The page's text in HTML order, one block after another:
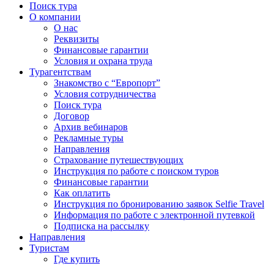
Поиск тура
О компании
О нас
Реквизиты
Финансовые гарантии
Условия и охрана труда
Турагентствам
Знакомство с “Европорт”
Условия сотрудничества
Поиск тура
Договор
Архив вебинаров
Рекламные туры
Направления
Страхование путешествующих
Инструкция по работе с поиском туров
Финансовые гарантии
Как оплатить
Инструкция по бронированию заявок Selfie Travel
Информация по работе с электронной путевкой
Подписка на рассылку
Направления
Туристам
Где купить